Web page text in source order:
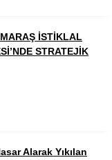
İSTİKLAL
STRATEJİK
Alarak Yıkılan